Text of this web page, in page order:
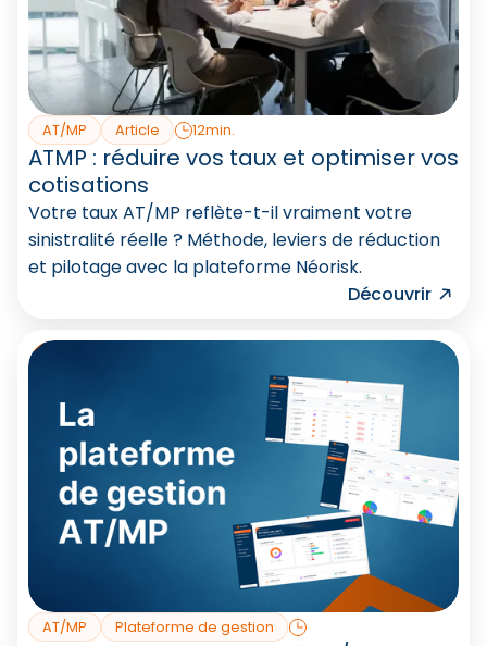
AT/MP Article 12min.
ATMP : réduire vos taux et optimiser vos
cotisations
Votre taux AT/MP reflète-t-il vraiment votre
sinistralité réelle ? Méthode, leviers de réduction
et pilotage avec la plateforme Néorisk.
Découvrir
AT/MP Plateforme de gestion